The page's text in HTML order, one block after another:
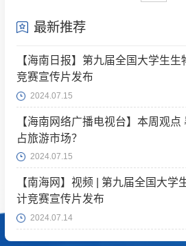
最新推荐
【海南日报】第九届全国大学生
竞赛宣传片发布
2024.07.15
【海南网络广播电视台】本周观
占旅游市场？
2024.07.15
【南海网】视频 | 第九届全国大学
计竞赛宣传片发布
2024.07.14